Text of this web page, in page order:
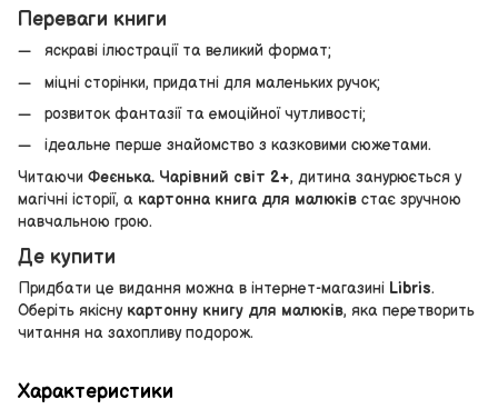
Переваги книги
яскраві ілюстрації та великий формат;
міцні сторінки, придатні для маленьких ручок;
розвиток фантазії та емоційної чутливості;
ідеальне перше знайомство з казковими сюжетами.
Читаючи Феєнька. Чарівний світ 2+, дитина занурюється у
магічні історії, а картонна книга для малюків стає зручною
навчальною грою.
Де купити
Придбати це видання можна в інтернет-магазині Libris.
Оберіть якісну картонну книгу для малюків, яка перетворить
читання на захопливу подорож.
Характеристики